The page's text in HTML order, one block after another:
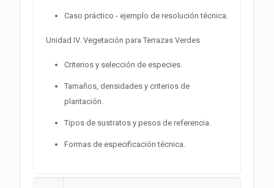
Caso práctico - ejemplo de resolución técnica.
Unidad IV. Vegetación para Terrazas Verdes
Criterios y selección de especies.
Tamaños, densidades y criterios de
plantación.
Tipos de sustratos y pesos de referencia.
Formas de especificación técnica.